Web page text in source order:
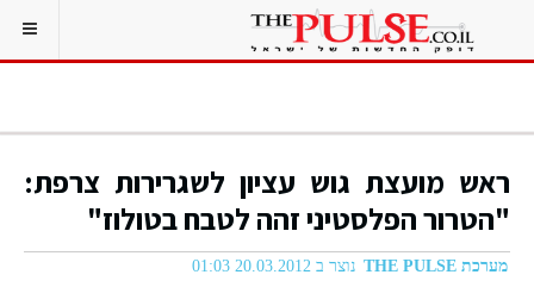
ראש מועצת גוש עציון לשגרירות צרפת:
"הטרור הפלסטיני זהה לטבח בטולוז"
מערכת THE PULSE נוצר ב 20.03.2012 01:03